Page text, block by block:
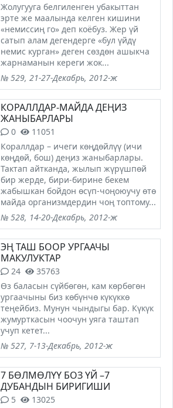
Жолугууга белгиленген убакыттан
эрте же маалында келген кишини
«немиссиң го» деп коёбуз. Жер үй
сатып алам дегендерге «бул үйдү
немис курган» деген сөздөн ашыкча
жарнаманын кереги жок...
№ 529, 21-27-Декабрь, 2012-ж
КОРАЛЛДАР-МАЙДА ДЕҢИЗ
ЖАНЫБАРЛАРЫ
0
11051
Кораллдар – ичеги көңдөйлүү (ичи
көңдөй, бош) деңиз жаныбарлары.
Тактап айтканда, жылып жүрүшпөй
бир жерде, бири-бирине бекем
жабышкан бойдон өсүп-чоңоюучу өтө
майда организмдердин чоң топтому...
№ 528, 14-20-Декабрь, 2012-ж
ЭҢ ТАШ БООР УРГААЧЫ
МАКУЛУКТАР
24
35763
Өз баласын сүйбөгөн, кам көрбөгөн
ургаачыны биз көбүнчө күкүккө
теңейбиз. Мунун чындыгы бар. Күкүк
жумурткасын чоочун уяга таштап
учуп кетет...
№ 527, 7-13-Декабрь, 2012-ж
7 БӨЛМӨЛҮҮ БОЗ ҮЙ –7
ДУБАНДЫН БИРИГИШИ
5
13025